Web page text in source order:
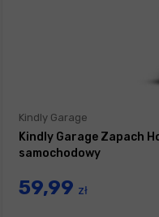
Kindly Garage
Kindly Garage Zapach
samochodowy
59,99 zł